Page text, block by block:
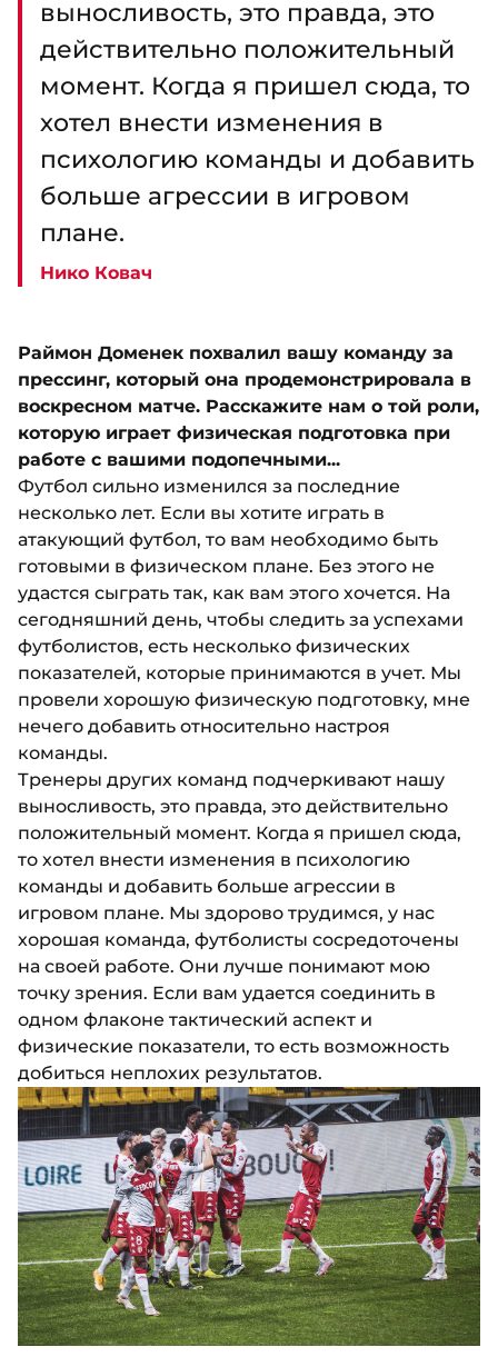
выносливость, это правда, это
действительно положительный
момент. Когда я пришел сюда, то
хотел внести изменения в
психологию команды и добавить
больше агрессии в игровом
плане.
Нико Ковач
Раймон Доменек похвалил вашу команду за
прессинг, который она продемонстрировала в
воскресном матче. Расскажите нам о той роли,
которую играет физическая подготовка при
работе с вашими подопечными...
Футбол сильно изменился за последние
несколько лет. Если вы хотите играть в
атакующий футбол, то вам необходимо быть
готовыми в физическом плане. Без этого не
удастся сыграть так, как вам этого хочется. На
сегодняшний день, чтобы следить за успехами
футболистов, есть несколько физических
показателей, которые принимаются в учет. Мы
провели хорошую физическую подготовку, мне
нечего добавить относительно настроя
команды.
Тренеры других команд подчеркивают нашу
выносливость, это правда, это действительно
положительный момент. Когда я пришел сюда,
то хотел внести изменения в психологию
команды и добавить больше агрессии в
игровом плане. Мы здорово трудимся, у нас
хорошая команда, футболисты сосредоточены
на своей работе. Они лучше понимают мою
точку зрения. Если вам удается соединить в
одном флаконе тактический аспект и
физические показатели, то есть возможность
добиться неплохих результатов.